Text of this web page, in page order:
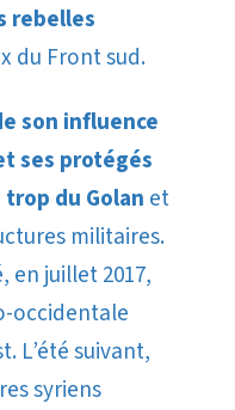
rebelles
du Front sud.
son influence
ses protégés
du Golan et
militaires.
en juillet 2017,
occidentale
L’été suivant,
syriens